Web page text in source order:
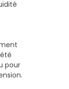
pour